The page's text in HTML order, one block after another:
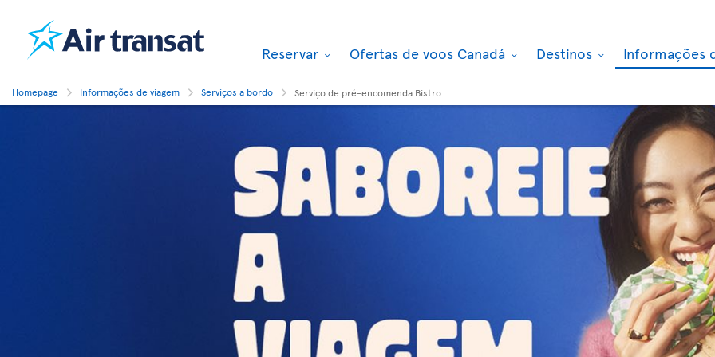
Reservar Ofertas de voos Canadá Destinos Informações
Homepage Informações de viagem Serviços a bordo Serviço de pré-encomenda Bistro